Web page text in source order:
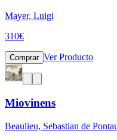
Mayer, Luigi
310€
Comprar Ver Producto
Miovinens
Beaulieu, Sebastian de